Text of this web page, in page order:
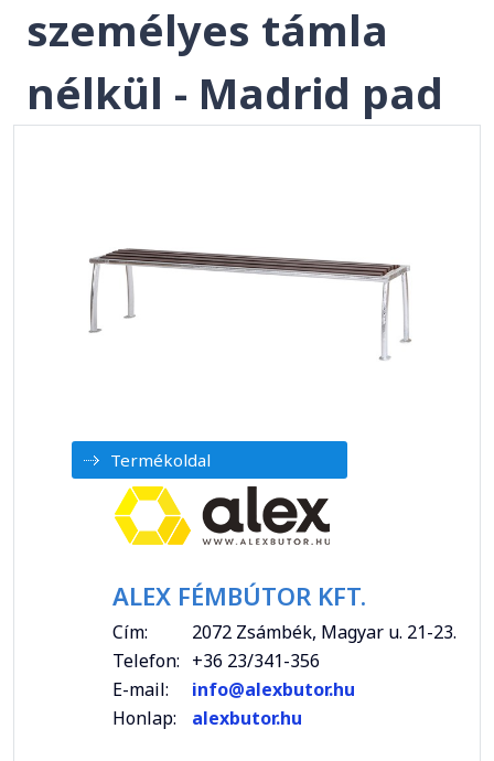
személyes támla
nélkül - Madrid pad
Termékoldal
ALEX FÉMBÚTOR KFT.
Cím:
2072 Zsámbék, Magyar u. 21-23.
Telefon: +36 23/341-356
E-mail:
info@alexbutor.hu
Honlap:
alexbutor.hu